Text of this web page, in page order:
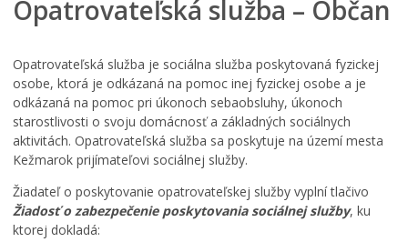
Opatrovateľská služba – Občan
Opatrovateľská služba je sociálna služba poskytovaná fyzickej
osobe, ktorá je odkázaná na pomoc inej fyzickej osobe a je
odkázaná na pomoc pri úkonoch sebaobsluhy, úkonoch
starostlivosti o svoju domácnosť a základných sociálnych
aktivitách. Opatrovateľská služba sa poskytuje na území mesta
Kežmarok prijímateľovi sociálnej služby.
Žiadateľ o poskytovanie opatrovateľskej služby vyplní tlačivo
Žiadosť o zabezpečenie poskytovania sociálnej služby, ku
ktorej dokladá: